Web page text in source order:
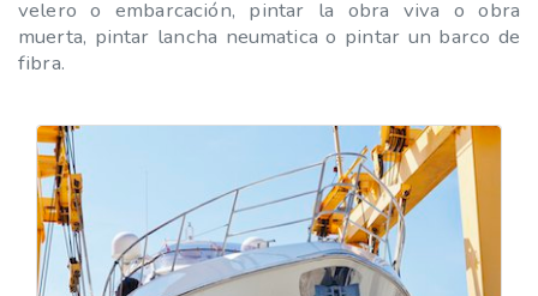
velero o embarcación, pintar la obra viva o obra
muerta, pintar lancha neumatica o pintar un barco de
fibra.